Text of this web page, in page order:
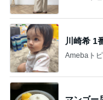
川崎希 1
Amebaト
マンゴ